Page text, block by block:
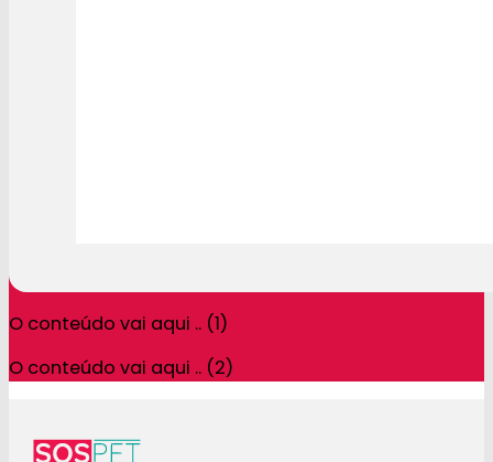
O conteúdo vai aqui .. (1)
O conteúdo vai aqui .. (2)